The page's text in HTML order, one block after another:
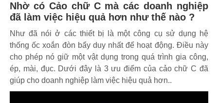
Nhờ có Cảo chữ C mà các doanh nghiệp
đã làm việc hiệu quả hơn như thế nào ?
Như đã nói ở các thiết bị là một công cụ sử dụng hệ
thống ốc xoắn đòn bẩy duy nhất để hoạt động. Điều này
cho phép nó giữ một vật dụng trong quá trình gia công,
ép, mài, đục. Dưới đây là 3 ưu điểm của cảo chữ C đã
giúp cho doanh nghiệp làm việc hiệu quả hơn..